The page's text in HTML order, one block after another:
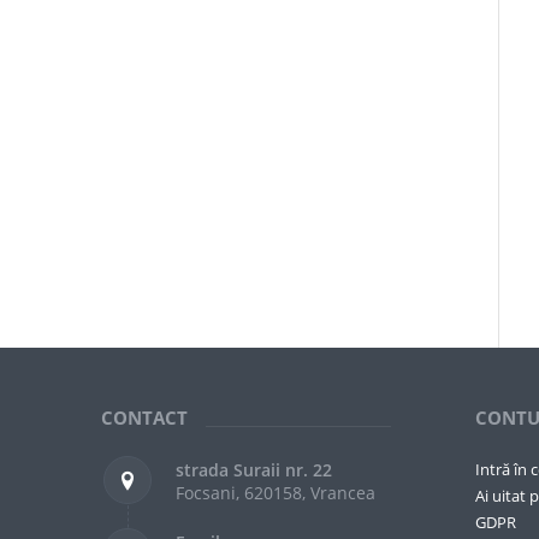
CONTACT
strada Suraii nr. 22
Focsani, 620158, Vrancea
Intră în
Ai uitat
GDPR